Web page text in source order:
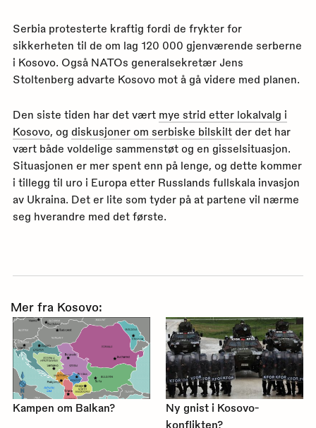
Serbia protesterte kraftig fordi de frykter for
sikkerheten til de om lag 120 000 gjenværende serberne
i Kosovo. Også NATOs generalsekretær Jens
Stoltenberg advarte Kosovo mot å gå videre med planen.
Den siste tiden har det vært mye strid etter lokalvalg i
Kosovo, og diskusjoner om serbiske bilskiltder det har
vært både voldelige sammenstøt og en gisselsituasjon.
Situasjonen er mer spent enn på lenge, og dette kommer
i tillegg til uro i Europa etter Russlands fullskala invasjon
av Ukraina. Det er lite som tyder på at partene vil nærme
seg hverandre med det første.
Mer fra Kosovo:
Kampen om Balkan?
Ny gnist i Kosovo-
konflikten?